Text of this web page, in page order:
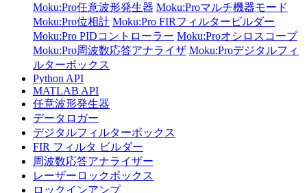
Moku:Pro任意波形発生器 Moku:Proマルチ機器モード
Moku:Pro位相計 Moku:Pro FIRフィルタービルダー
Moku:Pro PIDコントローラー Moku:Proオシロスコープ
Moku:Pro周波数応答アナライザ Moku:Proデジタルフィ
ルターボックス
Python API
MATLAB API
任意波形発生器
データロガー
デジタルフィルターボックス
FIR フィルタ ビルダー
周波数応答アナライザー
レーザーロックボックス
ロックインアンプ